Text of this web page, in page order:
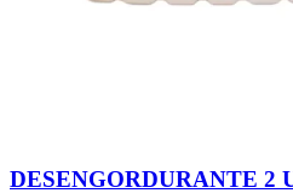
DESENGORDURANTE 2